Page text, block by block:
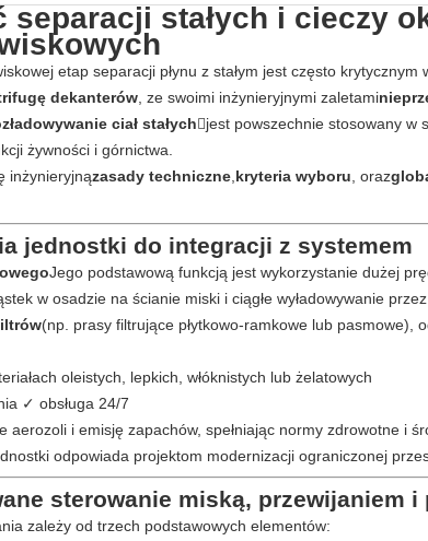
separacji stałych i cieczy
etap separacji płynu z stałym jest często krytycznym
dekanterów , ze swoimi inżynieryjnymi zaletami
ciał stałychjest powszechnie stosowany w
żywności i górnictwa.
inżynieryjnązasady techniczne kryteria wyboru , oraz
jednostki do integracji z systemem
Jego podstawową funkcją jest wykorzystanie dużej
w osadzie na ścianie miski i ciągłe wyładowywanie
(np. prasy filtrujące płytkowo-ramkowe lub pasmowe),
oleistych, lepkich, włóknistych lub żelatowych
✓ obsługa 24/7
aerozoli i emisję zapachów, spełniając normy zdrowotne i
odpowiada projektom modernizacji ograniczonej
sterowanie miską, przewijaniem
zależy od trzech podstawowych elementów: